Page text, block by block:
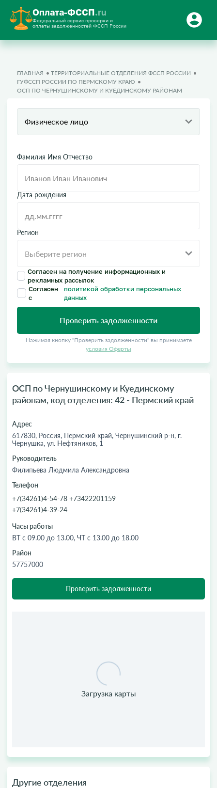
Оплата-ФССП.ru
Федеральный сервис проверки и
оплаты задолженностей ФССП России
ГЛАВНАЯ
ТЕРРИТОРИАЛЬНЫЕ ОТДЕЛЕНИЯ ФССП РОССИИ
ГУФССП РОССИИ ПО ПЕРМСКОМУ КРАЮ
ОСП ПО ЧЕРНУШИНСКОМУ И КУЕДИНСКОМУ РАЙОНАМ
Физическое лицо
Фамилия Имя Отчество
Дата рождения
Регион
Согласен на получение информационных и
рекламных рассылок
Согласен
с
политикой обработки персональных
данных
Проверить задолженности
Нажимая кнопку "Проверить задолженности" вы принимаете
условия Оферты
ОСП по Чернушинскому и Куединскому
районам, код отделения: 42 - Пермский край
Адрес
617830, Россия, Пермский край, Чернушинский р-н, г.
Чернушка, ул. Нефтяников, 1
Руководитель
Филипьева Людмила Александровна
Телефон
+7(34261)4-54-78 +73422201159
+7(34261)4-39-24
Часы работы
ВТ с 09.00 до 13.00, ЧТ с 13.00 до 18.00
Район
57757000
Проверить задолженности
Другие отделения